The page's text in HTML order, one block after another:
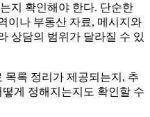
지 확인해야 한다. 단순한
이나 부동산 자료, 메시지와
상담의 범위가 달라질 수 있
목록 정리가 제공되는지, 추
게 정해지는지도 확인할 수